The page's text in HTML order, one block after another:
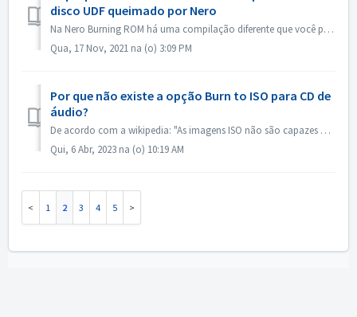
disco UDF queimado por Nero
Na Nero Burning ROM há uma compilação diferente que você pode escolher. Se você queimou um disco UDF, mas a compatibilidade de seu disco e UDF não é tão b...
Qua, 17 Nov, 2021 na (o) 3:09 PM
Por que não existe a opção Burn to ISO para CD de
áudio?
De acordo com a wikipedia: "As imagens ISO não são capazes de armazenar e recriar discos CD-Audio, devido ao fato de que os discos CD-Audio não utiliz...
Qui, 6 Abr, 2023 na (o) 10:19 AM
1 2 3 4 5